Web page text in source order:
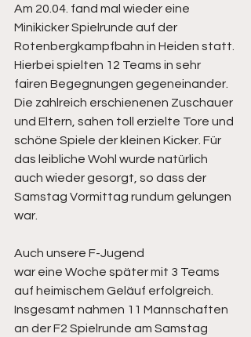
Am 20.04. fand mal wieder eine
Minikicker Spielrunde auf der
Rotenbergkampfbahn in Heiden statt.
Hierbei spielten 12 Teams in sehr
fairen Begegnungen gegeneinander.
Die zahlreich erschienenen Zuschauer
und Eltern, sahen toll erzielte Tore und
schöne Spiele der kleinen Kicker. Für
das leibliche Wohl wurde natürlich
auch wieder gesorgt, so dass der
Samstag Vormittag rundum gelungen
war.
Auch unsere F-Jugend
war eine Woche später mit 3 Teams
auf heimischem Geläuf erfolgreich.
Insgesamt nahmen 11 Mannschaften
an der F2 Spielrunde am Samstag